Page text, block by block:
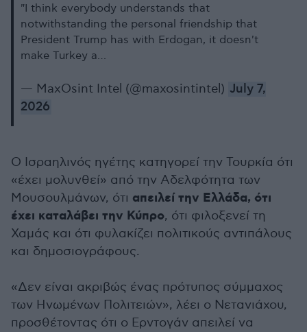
"I think everybody understands that
notwithstanding the personal friendship that
President Trump has with Erdogan, it doesn't
make Turkey a…
— MaxOsint Intel (@maxosintintel) July 7,
2026
Ο Ισραηλινός ηγέτης κατηγορεί την Τουρκία ότι
«έχει μολυνθεί» από την Αδελφότητα των
Μουσουλμάνων, ότι απειλεί την Ελλάδα, ότι
έχει καταλάβει την Κύπρο, ότι φιλοξενεί τη
Χαμάς και ότι φυλακίζει πολιτικούς αντιπάλους
και δημοσιογράφους.
«Δεν είναι ακριβώς ένας πρότυπος σύμμαχος
των Ηνωμένων Πολιτειών», λέει ο Νετανιάχου,
προσθέτοντας ότι ο Ερντογάν απειλεί να